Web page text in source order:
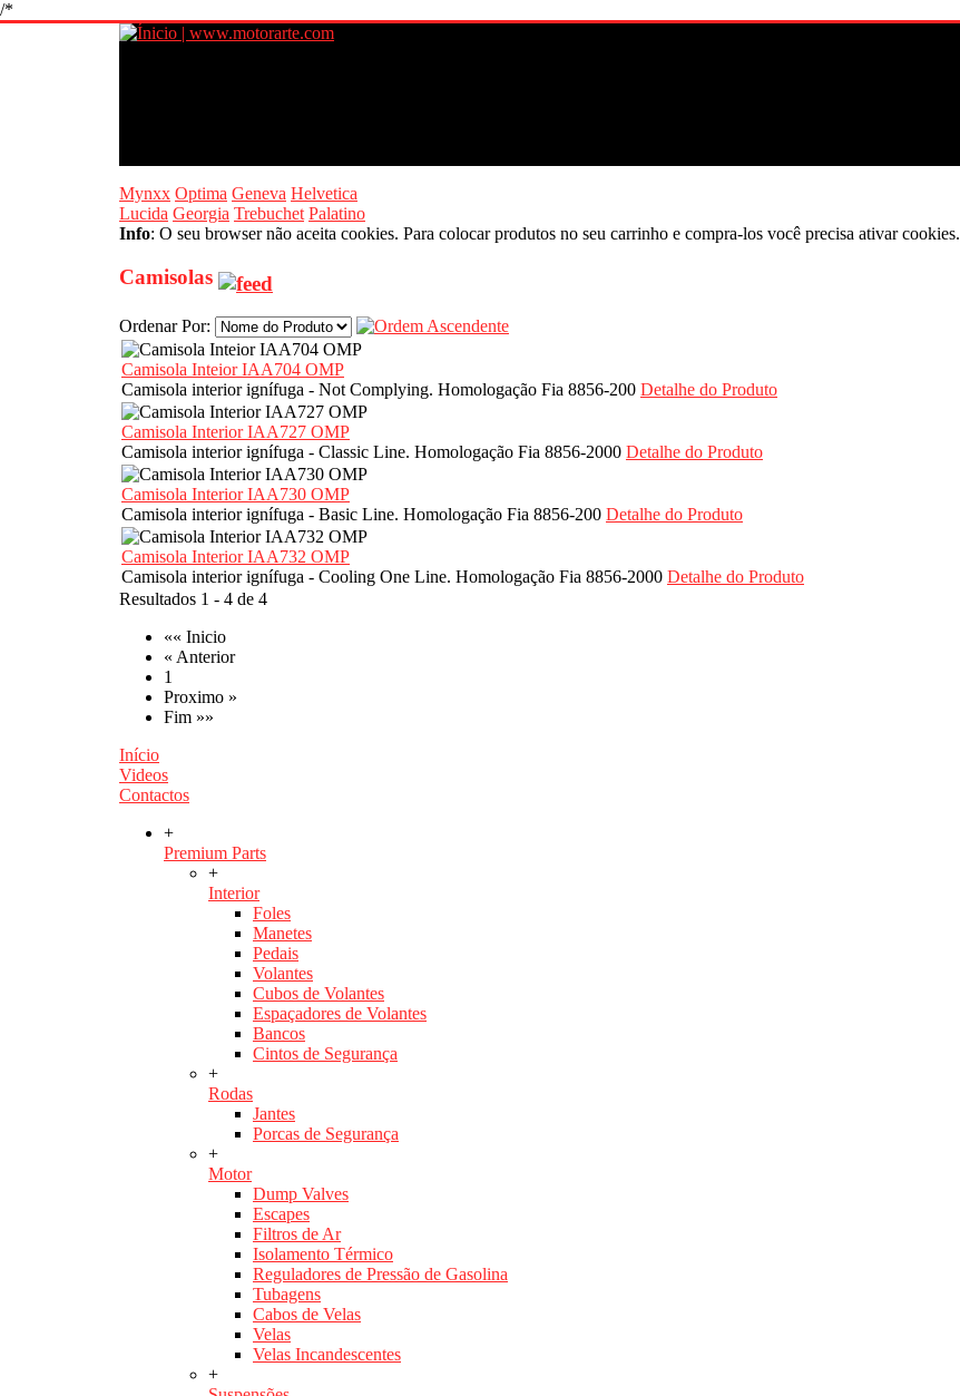
/*
Mynxx Optima Geneva Helvetica
Lucida Georgia Trebuchet Palatino
Info: O seu browser não aceita cookies. Para colocar produtos no seu carrinho e compra-los você precisa ativar cookies.
Camisolas
Ordenar Por:
Camisola Inteior IAA704 OMP
Camisola interior ignífuga - Not Complying. Homologação Fia 8856-200 Detalhe do Produto
Camisola Interior IAA727 OMP
Camisola interior ignífuga - Classic Line. Homologação Fia 8856-2000 Detalhe do Produto
Camisola Interior IAA730 OMP
Camisola interior ignífuga - Basic Line. Homologação Fia 8856-200 Detalhe do Produto
Camisola Interior IAA732 OMP
Camisola interior ignífuga - Cooling One Line. Homologação Fia 8856-2000 Detalhe do Produto
Resultados 1 - 4 de 4
«« Inicio
« Anterior
1
Proximo »
Fim »»
Início
Videos
Contactos
+
Premium Parts
+
Interior
Foles
Manetes
Pedais
Volantes
Cubos de Volantes
Espaçadores de Volantes
Bancos
Cintos de Segurança
+
Rodas
Jantes
Porcas de Segurança
+
Motor
Dump Valves
Escapes
Filtros de Ar
Isolamento Térmico
Reguladores de Pressão de Gasolina
Tubagens
Cabos de Velas
Velas
Velas Incandescentes
+